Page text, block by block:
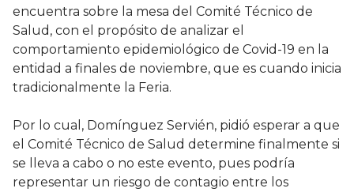
encuentra sobre la mesa del Comité Técnico de
Salud, con el propósito de analizar el
comportamiento epidemiológico de Covid-19 en la
entidad a finales de noviembre, que es cuando inicia
tradicionalmente la Feria.
Por lo cual, Domínguez Servién, pidió esperar a que
el Comité Técnico de Salud determine finalmente si
se lleva a cabo o no este evento, pues podría
representar un riesgo de contagio entre los